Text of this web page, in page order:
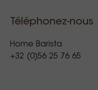
Téléphonez-nous
Home Barista
+32 (0)56 25 76 65